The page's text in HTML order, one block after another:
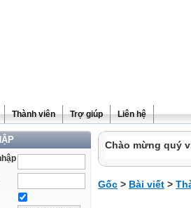
Thành viên Trợ giúp Liên hệ
Chào mừng quý
Gốc > Bài viết >